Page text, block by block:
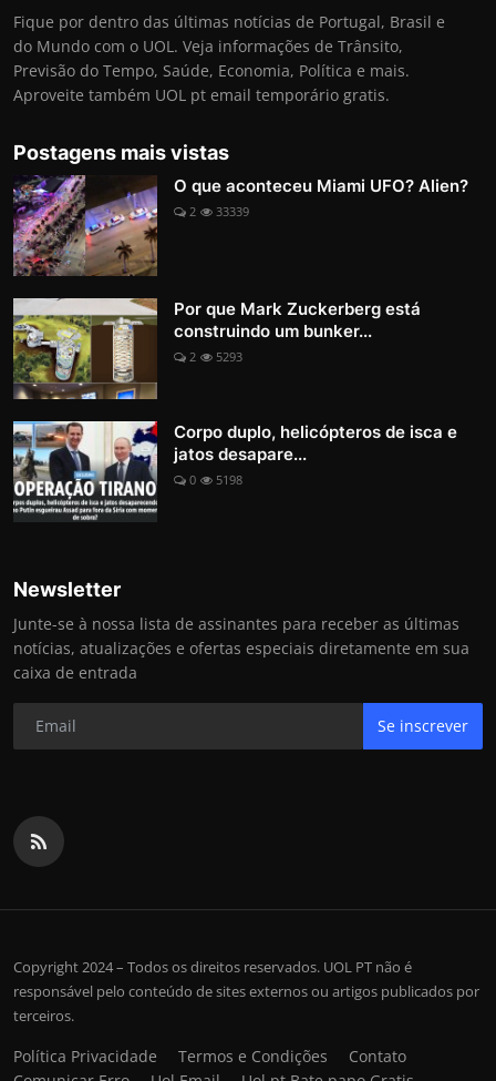
Fique por dentro das últimas notícias de Portugal, Brasil e
do Mundo com o UOL. Veja informações de Trânsito,
Previsão do Tempo, Saúde, Economia, Política e mais.
Aproveite também UOL pt email temporário gratis.
Postagens mais vistas
O que aconteceu Miami UFO? Alien?
2 33339
Por que Mark Zuckerberg está
construindo um bunker...
2 5293
Corpo duplo, helicópteros de isca e
jatos desapare...
0 5198
Newsletter
Junte-se à nossa lista de assinantes para receber as últimas
notícias, atualizações e ofertas especiais diretamente em sua
caixa de entrada
Se inscrever
Copyright 2024 – Todos os direitos reservados. UOL PT não é
responsável pelo conteúdo de sites externos ou artigos publicados por
terceiros.
Política Privacidade Termos e Condições
Contato